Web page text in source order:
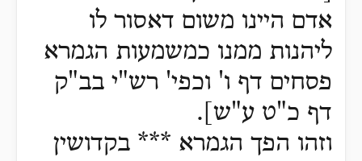
אדם היינו משום דאסור לו
ליהנות ממנו כמשמעות הגמרא
פסחים דף ו' וכפי' רש"י בב"ק
דף כ"ט ע"ש].
וזהו הפך הגמרא *** בקדושין